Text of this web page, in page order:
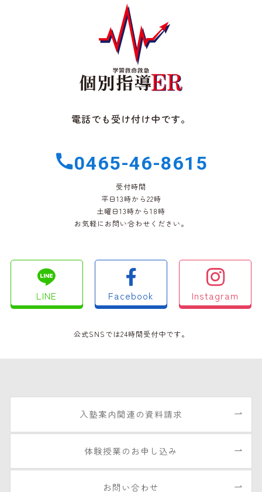
電話でも受け付け中です。
0465-46-8615
受付時間
平日13時から22時
土曜日13時から18時
お気軽にお問い合わせください。
LINE Facebook Instagram
公式SNSでは24時間受付中です。
入塾案内関連の資料請求
体験授業のお申し込み
お問い合わせ